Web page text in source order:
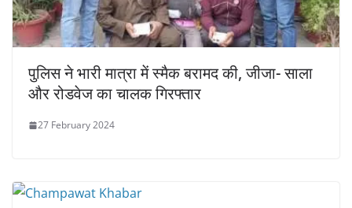
पुलिस ने भारी मात्रा में स्मैक बरामद की, जीजा- साला
और रोडवेज का चालक गिरफ्तार
27 February 2024